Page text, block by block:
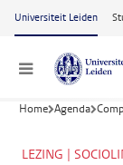
Ga naar
Universiteit Leiden
Menu
Home Agenda
LEZING |